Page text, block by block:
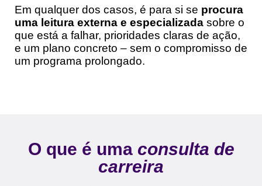
Em qualquer dos casos, é para si se procura
uma leitura externa e especializada sobre o
que está a falhar, prioridades claras de ação,
e um plano concreto – sem o compromisso de
um programa prolongado.
O que é uma consulta de
carreira